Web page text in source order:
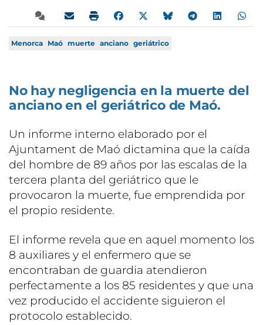
Menorca Maó muerte anciano geriátrico
No hay negligencia en la muerte del
anciano en el geriátrico de Maó.
Un informe interno elaborado por el
Ajuntament de Maó dictamina que la caída
del hombre de 89 años por las escalas de la
tercera planta del geriátrico que le
provocaron la muerte, fue emprendida por
el propio residente.
El informe revela que en aquel momento los
8 auxiliares y el enfermero que se
encontraban de guardia atendieron
perfectamente a los 85 residentes y que una
vez producido el accidente siguieron el
protocolo establecido.